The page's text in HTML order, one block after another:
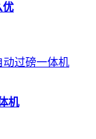
优
机